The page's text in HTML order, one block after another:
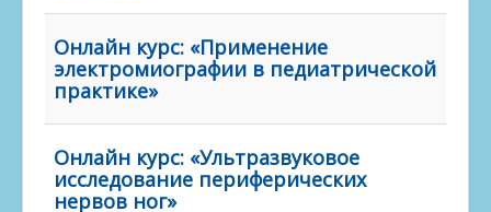
Онлайн курс: «Применение
электромиографии в педиатрической
практике»
Онлайн курс: «Ультразвуковое
исследование периферических
нервов ног»